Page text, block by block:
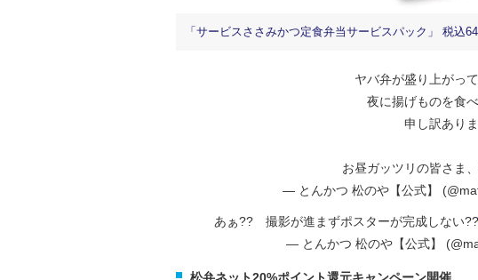
「サービスささみかつ定食弁当サービスパック」 税込
ヤバ弁が盛り上がっ
夜に揚げものを食
申し訳あり
お昼ガッツリの皆さま
— とんかつ 松のや【公式】
あぁ?? 撮影が進まずポスターが完成しない??
— とんかつ 松のや【公式】